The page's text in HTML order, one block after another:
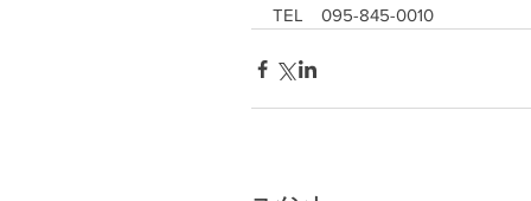
TEL　095-845-0010